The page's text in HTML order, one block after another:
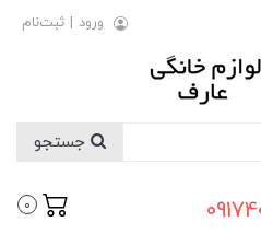
ورود | ثبت‌نام
0